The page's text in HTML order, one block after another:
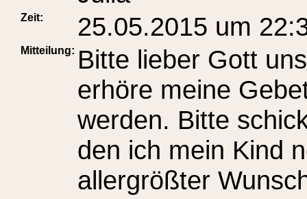
Zeit: 25.05.2015 um
Mitteilung: Bitte lieber Gott
erhöre meine
werden. Bitte
den ich mein Kind
allergrößter